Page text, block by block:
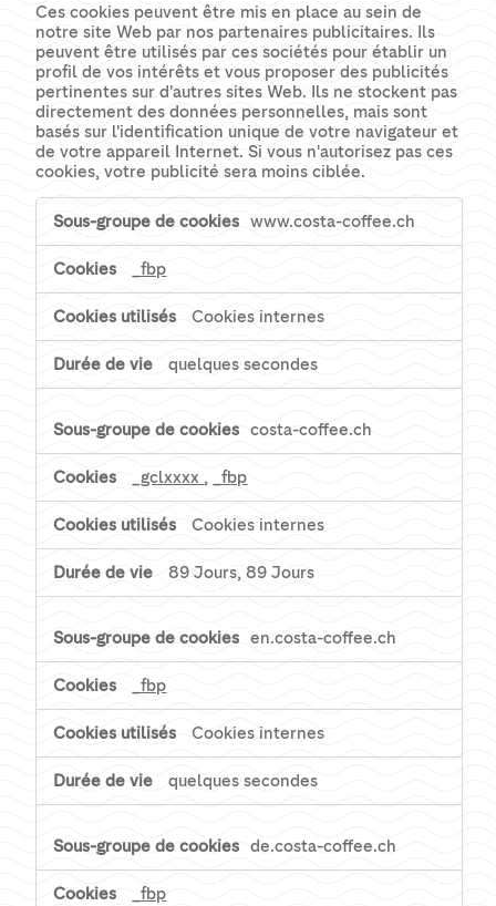
Ces cookies peuvent être mis en place au sein de
notre site Web par nos partenaires publicitaires. Ils
peuvent être utilisés par ces sociétés pour établir un
profil de vos intérêts et vous proposer des publicités
pertinentes sur d'autres sites Web. Ils ne stockent pas
directement des données personnelles, mais sont
basés sur l'identification unique de votre navigateur et
de votre appareil Internet. Si vous n'autorisez pas ces
cookies, votre publicité sera moins ciblée.
Cookies
pour
une
publicité
ciblée
www.costa-coffee.ch
_fbp
Cookies internes
quelques secondes
costa-coffee.ch
_gclxxxx , _fbp
Cookies internes
89 Jours, 89 Jours
en.costa-coffee.ch
_fbp
Cookies internes
quelques secondes
de.costa-coffee.ch
_fbp